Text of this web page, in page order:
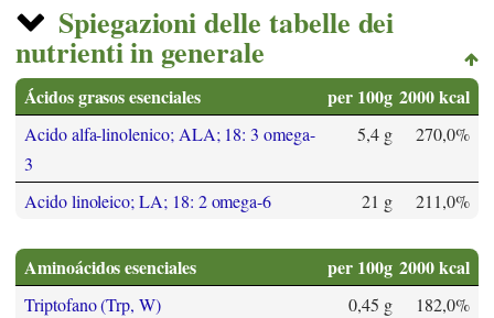
Spiegazioni delle tabelle dei
nutrienti in generale
Ácidos grasos esenciales per 100g 2000 kcal
Acido alfa-linolenico; ALA; 18: 3 omega-
3
5,4 g 270,0%
Acido linoleico; LA; 18: 2 omega-6 21 g 211,0%
Aminoácidos esenciales per 100g 2000 kcal
Triptofano (Trp, W) 0,45 g
182,0%